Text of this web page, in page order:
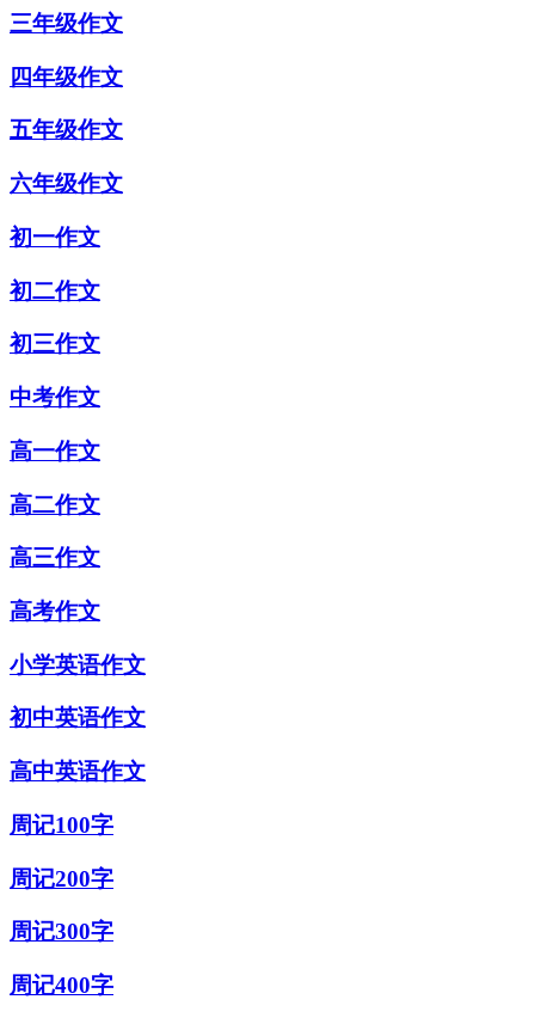
三年级作文
四年级作文
五年级作文
六年级作文
初一作文
初二作文
初三作文
中考作文
高一作文
高二作文
高三作文
高考作文
小学英语作文
初中英语作文
高中英语作文
周记100字
周记200字
周记300字
周记400字